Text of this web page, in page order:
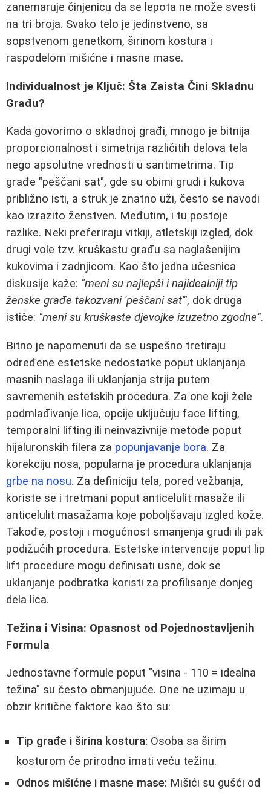
zanemaruje činjenicu da se lepota ne može svesti
na tri broja. Svako telo je jedinstveno, sa
sopstvenom genetkom, širinom kostura i
raspodelom mišićne i masne mase.
Individualnost je Ključ: Šta Zaista Čini Skladnu
Građu?
Kada govorimo o skladnoj građi, mnogo je bitnija
proporcionalnost i simetrija različitih delova tela
nego apsolutne vrednosti u santimetrima. Tip
građe "peščani sat", gde su obimi grudi i kukova
približno isti, a struk je znatno uži, često se navodi
kao izrazito ženstven. Međutim, i tu postoje
razlike. Neki preferiraju vitkiji, atletskiji izgled, dok
drugi vole tzv. kruškastu građu sa naglašenijim
kukovima i zadnjicom. Kao što jedna učesnica
diskusije kaže: "meni su najlepši i najidealniji tip
ženske građe takozvani 'peščani sat'", dok druga
ističe: "meni su kruškaste djevojke izuzetno zgodne".
Bitno je napomenuti da se uspešno tretiraju
određene estetske nedostatke poput uklanjanja
masnih naslaga ili uklanjanja strija putem
savremenih estetskih procedura. Za one koji žele
podmlađivanje lica, opcije uključuju face lifting,
temporalni lifting ili neinvazivnije metode poput
hijaluronskih filera za popunjavanje bora. Za
korekciju nosa, popularna je procedura uklanjanja
grbe na nosu. Za definiciju tela, pored vežbanja,
koriste se i tretmani poput anticelulit masaže ili
anticelulit masažama koje poboljšavaju izgled kože.
Takođe, postoji i mogućnost smanjenja grudi ili pak
podižućih procedura. Estetske intervencije poput lip
lift procedure mogu definisati usne, dok se
uklanjanje podbratka koristi za profilisanje donjeg
dela lica.
Težina i Visina: Opasnost od Pojednostavljenih
Formula
Jednostavne formule poput "visina - 110 = idealna
težina" su često obmanjujuće. One ne uzimaju u
obzir kritične faktore kao što su:
Tip građe i širina kostura: Osoba sa širim
kosturom će prirodno imati veću težinu.
Odnos mišićne i masne mase: Mišići su gušći od